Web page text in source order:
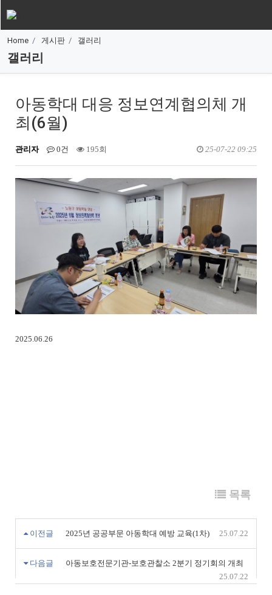
Home 게시판 갤러리
갤러리
아동학대 대응 정보연계협의체 개
최(6월)
관리자 0건 195회 25-07-22 09:25
2025.06.26
목록
이전글 2025년 공공부문 아동학대 예방 교육(1차) 25.07.22
다음글
아동보호전문기관-보호관찰소 2분기 정기회의 개최
25.07.22